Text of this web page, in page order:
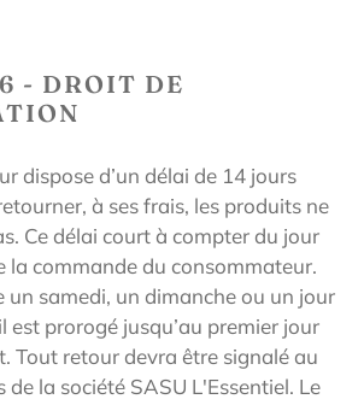
- DROIT DE
dispose d’un délai de 14 jours
à ses frais, les produits ne
Ce délai court à compter du jour
la commande du consommateur.
un samedi, un dimanche ou un jour
est prorogé jusqu’au premier jour
Tout retour devra être signalé au
de la société SASU L'Essentiel. Le